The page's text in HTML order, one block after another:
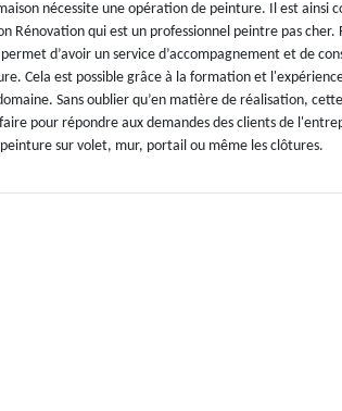
nécessite une opération de peinture. Il est ainsi
Rénovation qui est un professionnel peintre pas cher.
d’avoir un service d’accompagnement et de
Cela est possible grâce à la formation et
Sans oublier qu’en matière de réalisation,
pour répondre aux demandes des clients de
sur volet, mur, portail ou même les clôtures.